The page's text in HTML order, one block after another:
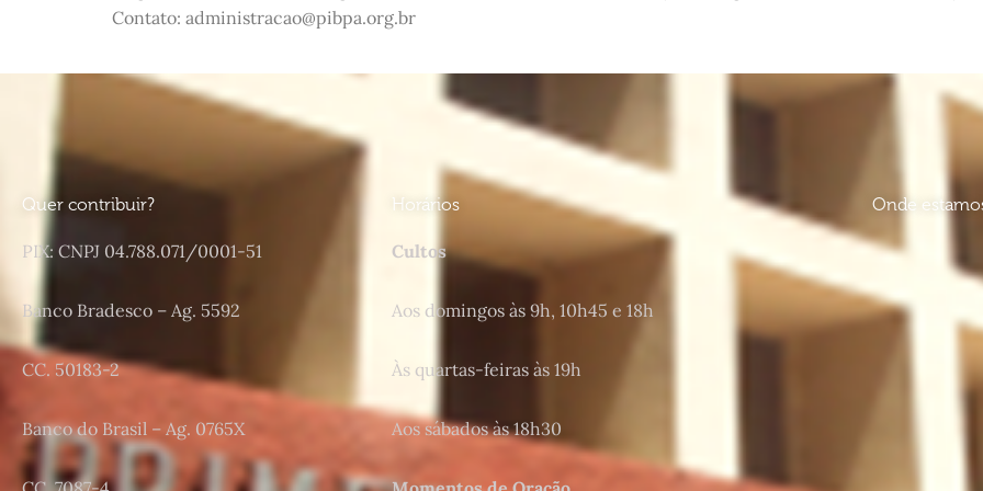
Contato: administracao@pibpa.org.br
Quer contribuir?
PIX: CNPJ 04.788.071/0001-51
Banco Bradesco – Ag. 5592
CC. 50183-2
Banco do Brasil – Ag. 0765X
Horários
Cultos
Aos domingos às 9h, 10h45 e 18h
Às quartas-feiras às 19h
Aos sábados às 18h30
Onde